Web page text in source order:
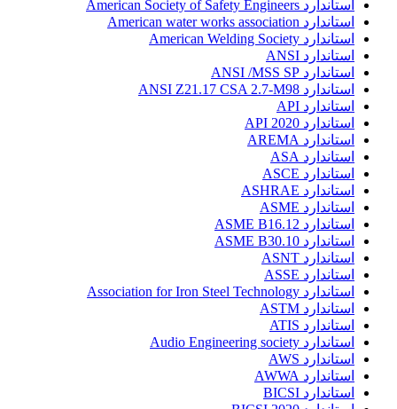
استاندارد American Society of Safety Engineers
استاندارد American water works association
استاندارد American Welding Society
استاندارد ANSI
استاندارد ANSI /MSS SP
استاندارد ANSI Z21.17 CSA 2.7-M98
استاندارد API
استاندارد API 2020
استاندارد AREMA
استاندارد ASA
استاندارد ASCE
استاندارد ASHRAE
استاندارد ASME
استاندارد ASME B16.12
استاندارد ASME B30.10
استاندارد ASNT
استاندارد ASSE
استاندارد Association for Iron Steel Technology
استاندارد ASTM
استاندارد ATIS
استاندارد Audio Engineering society
استاندارد AWS
استاندارد AWWA
استاندارد BICSI